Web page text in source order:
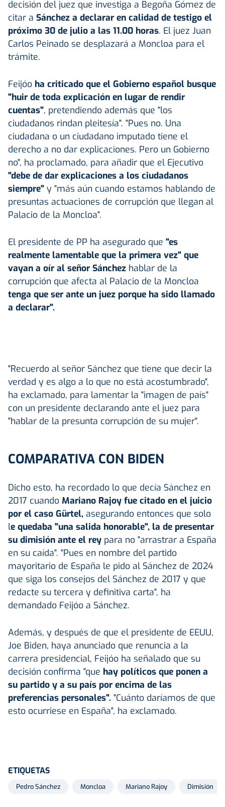
decisión del juez que investiga a Begoña Gómez de
citar a Sánchez a declarar en calidad de testigo el
próximo 30 de julio a las 11.00 horas. El juez Juan
Carlos Peinado se desplazará a Moncloa para el
trámite.
Feijóo ha criticado que el Gobierno español busque
"huir de toda explicación en lugar de rendir
cuentas", pretendiendo además que "los
ciudadanos rindan pleitesía". "Pues no. Una
ciudadana o un ciudadano imputado tiene el
derecho a no dar explicaciones. Pero un Gobierno
no", ha proclamado, para añadir que el Ejecutivo
"debe de dar explicaciones a los ciudadanos
siempre" y "más aún cuando estamos hablando de
presuntas actuaciones de corrupción que llegan al
Palacio de la Moncloa".
El presidente de PP ha asegurado que "es
realmente lamentable que la primera vez" que
vayan a oír al señor Sánchez hablar de la
corrupción que afecta al Palacio de la Moncloa
tenga que ser ante un juez porque ha sido llamado
a declarar".
"Recuerdo al señor Sánchez que tiene que decir la
verdad y es algo a lo que no está acostumbrado",
ha exclamado, para lamentar la "imagen de país"
con un presidente declarando ante el juez para
"hablar de la presunta corrupción de su mujer".
COMPARATIVA CON BIDEN
Dicho esto, ha recordado lo que decía Sánchez en
2017 cuando Mariano Rajoy fue citado en el juicio
por el caso Gürtel, asegurando entonces que solo
le quedaba "una salida honorable", la de presentar
su dimisión ante el rey para no "arrastrar a España
en su caída". "Pues en nombre del partido
mayoritario de España le pido al Sánchez de 2024
que siga los consejos del Sánchez de 2017 y que
redacte su tercera y definitiva carta", ha
demandado Feijóo a Sánchez.
Además, y después de que el presidente de EEUU,
Joe Biden, haya anunciado que renuncia a la
carrera presidencial, Feijóo ha señalado que su
decisión confirma "que hay políticos que ponen a
su partido y a su país por encima de las
preferencias personales". "Cuánto daríamos de que
esto ocurriese en España", ha exclamado.
ETIQUETAS
Pedro Sánchez Moncloa Mariano Rajoy Dimisión